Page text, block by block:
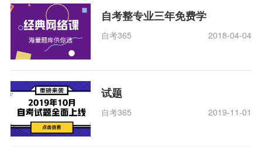
自考整专业三年免费学
自考365 2018-04-04
试题
自考365 2019-11-01